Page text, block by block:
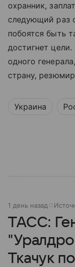
охранник,
следующий раз
побоятся быть
достигнет
одного
страну,
Украина
1 день назад
ТАСС:
Ткачук